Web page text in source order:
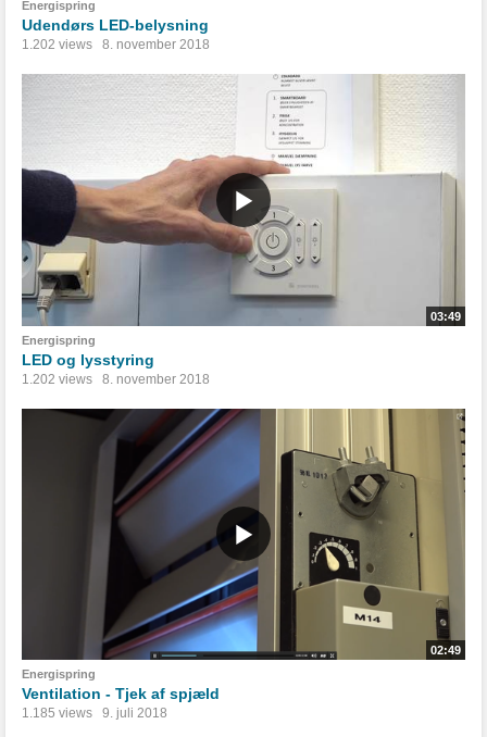
Energispring
Udendørs LED-belysning
1.202 views 8. november 2018
03:49
Energispring
LED og lysstyring
1.202 views 8. november 2018
02:49
Energispring
Ventilation - Tjek af spjæld
1.185 views 9. juli 2018